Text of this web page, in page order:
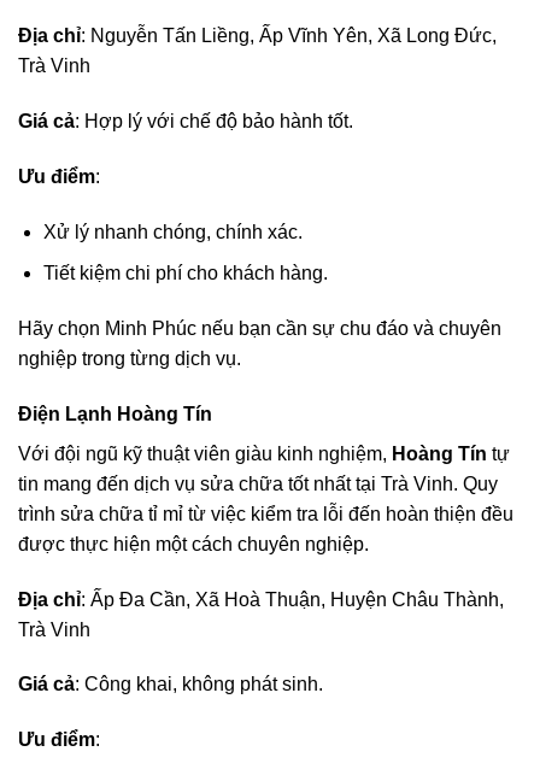
Địa chỉ: Nguyễn Tấn Liềng, Ấp Vĩnh Yên, Xã Long Đức,
Trà Vinh
Giá cả: Hợp lý với chế độ bảo hành tốt.
Ưu điểm:
Xử lý nhanh chóng, chính xác.
Tiết kiệm chi phí cho khách hàng.
Hãy chọn Minh Phúc nếu bạn cần sự chu đáo và chuyên
nghiệp trong từng dịch vụ.
Điện Lạnh Hoàng Tín
Với đội ngũ kỹ thuật viên giàu kinh nghiệm, Hoàng Tín tự
tin mang đến dịch vụ sửa chữa tốt nhất tại Trà Vinh. Quy
trình sửa chữa tỉ mỉ từ việc kiểm tra lỗi đến hoàn thiện đều
được thực hiện một cách chuyên nghiệp.
Địa chỉ: Ấp Đa Cần, Xã Hoà Thuận, Huyện Châu Thành,
Trà Vinh
Giá cả: Công khai, không phát sinh.
Ưu điểm: